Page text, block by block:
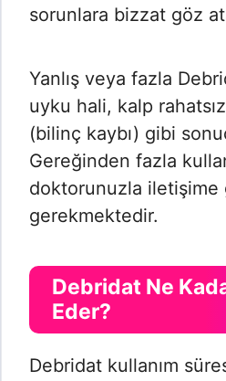
sorunlara bizzat göz
Yanlış veya fazla
uyku hali, kalp
(bilinç kaybı) gibi
Gereğinden fazla
doktorunuzla iletişime
gerekmektedir.
Debridat Ne
Eder?
Debridat kullanım